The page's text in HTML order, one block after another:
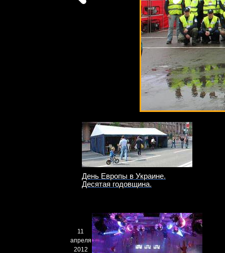
День Европы в Украине.
Десятая годовщина.
11
апреля
2012